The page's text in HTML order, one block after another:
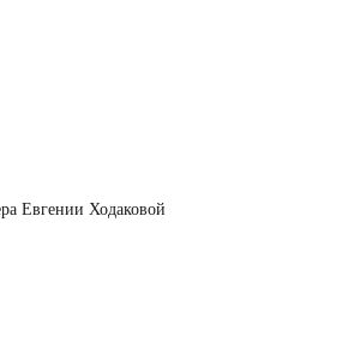
Евгении Ходаковой